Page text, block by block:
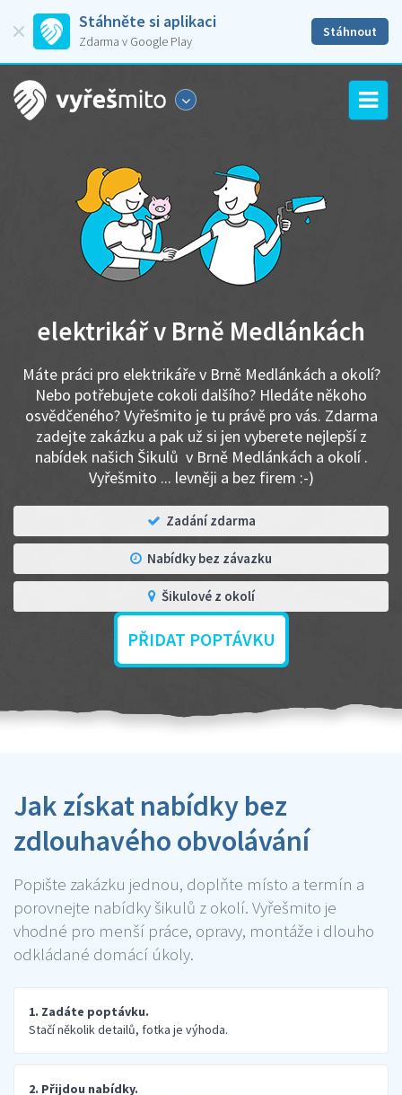
Stáhněte si aplikaci
Zdarma v Google Play
Stáhnout
elektrikář v Brně Medlánkách
Máte práci pro elektrikáře v Brně Medlánkách a okolí?
Nebo potřebujete cokoli dalšího? Hledáte někoho
osvědčeného? Vyřešmito je tu právě pro vás. Zdarma
zadejte zakázku a pak už si jen vyberete nejlepší z
nabídek našich Šikulů v Brně Medlánkách a okolí .
Vyřešmito ... levněji a bez firem :-)
Zadání zdarma
Nabídky bez závazku
Šikulové z okolí
PŘIDAT POPTÁVKU
Jak získat nabídky bez
zdlouhavého obvolávání
Popište zakázku jednou, doplňte místo a termín a
porovnejte nabídky šikulů z okolí. Vyřešmito je
vhodné pro menší práce, opravy, montáže i dlouho
odkládané domácí úkoly.
1. Zadáte poptávku.
Stačí několik detailů, fotka je výhoda.
2. Přijdou nabídky.